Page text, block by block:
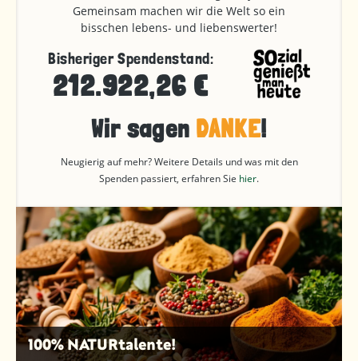
Gemeinsam machen wir die Welt so ein
bisschen lebens- und liebenswerter!
Bisheriger Spendenstand:
212.922,26 €
Wir sagen DANKE!
Neugierig auf mehr? Weitere Details und was mit den
Spenden passiert, erfahren Sie hier.
100% NATURtalente!